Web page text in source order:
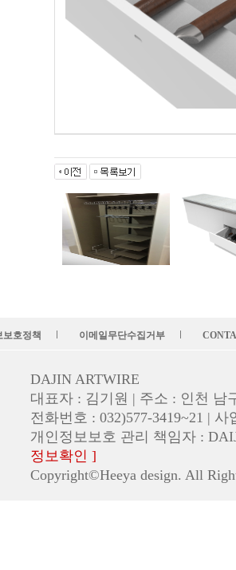
보호정책 이메일무단수집거부
DAJIN ARTWIRE
대표자 : 김기원 | 주소 : 인천 남
전화번호 : 032)577-3419~21 |
개인정보보호 관리 책임자 :
정보확인 ]
Copyright©Heeya design. All